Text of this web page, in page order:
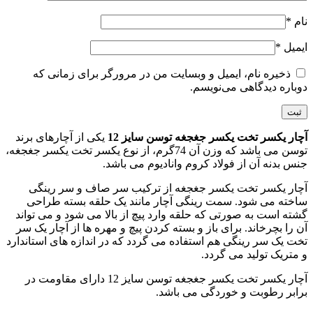
نام *
ایمیل *
ذخیره نام، ایمیل و وبسایت من در مرورگر برای زمانی که
دوباره دیدگاهی می‌نویسم.
آچار یکسر تخت یکسر جغجغه توسن سایز 12
یکی از آچارهای برند
توسن می باشد که وزن آن 74گرم، از نوع یکسر تخت یکسر جغجغه،
جنس بدنه آن از فولاد کروم وانادیوم می باشد.
آچار یکسر تخت یکسر جغجغه از ترکیب سر صاف و سر رینگی
ساخته می شود. سمت رینگی آچار مانند یک حلقه بسته طراحی
گشته است به صورتی که حلقه وارد پیچ از بالا می شود و می تواند
آن را بچرخاند. برای باز و بسته کردن پیچ و مهره ها از آچار یک سر
تخت یک سر رینگی هم استفاده می گردد که در اندازه های استاندارد
و متریک تولید می گردد.
آچار یکسر تخت یکسر جغجغه توسن سایز 12 دارای مقاومت در
برابر رطوبت و خوردگی می باشد.